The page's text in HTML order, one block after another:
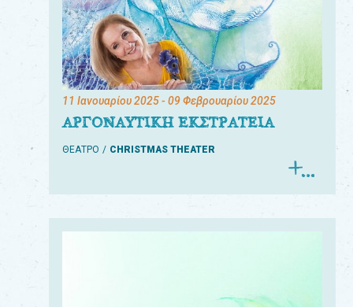
11 Ιανουαρίου 2025- 09 Φεβρουαρίου 2025
ΑΡΓΟΝΑΥΤΙΚΗ ΕΚΣΤΡΑΤΕΙΑ
ΘΕΑΤΡΟ CHRISTMAS THEATER